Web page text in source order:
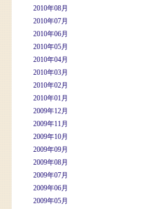
2010年08月
2010年07月
2010年06月
2010年05月
2010年04月
2010年03月
2010年02月
2010年01月
2009年12月
2009年11月
2009年10月
2009年09月
2009年08月
2009年07月
2009年06月
2009年05月